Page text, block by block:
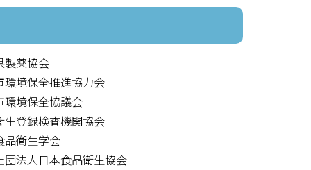
薬協会
境保全推進協力会
境保全協議会
登録検査機関協会
衛生学会
法人日本食品衛生協会